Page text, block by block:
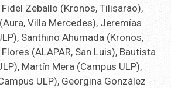
Zeballo (Kronos, Tilisarao),
Villa Mercedes), Jeremías
Santhino Ahumada (Kronos,
(ALAPAR, San Luis), Bautista
Martín Mera (Campus ULP),
ULP), Georgina González